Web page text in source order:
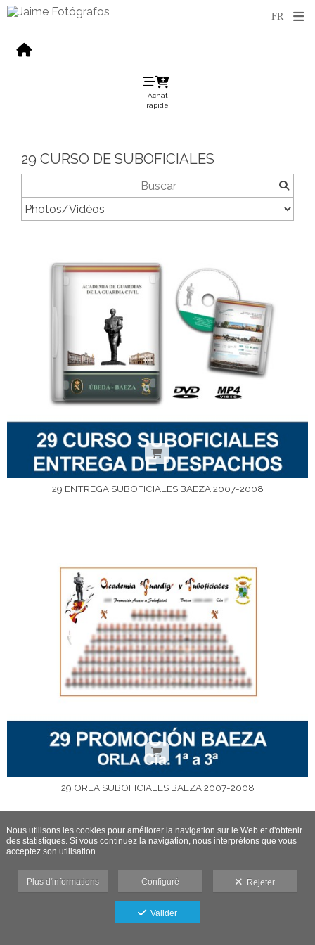
Achat
rapide
29 CURSO DE SUBOFICIALES
29 ENTREGA SUBOFICIALES BAEZA 2007-2008
29 ORLA SUBOFICIALES BAEZA 2007-2008
Nous utilisons les cookies pour améliorer la navigation sur le Web et d'obtenir
des statistiques. Si vous continuez la navigation, nous interprétons que vous
acceptez son utilisation. .
Plus d'informations Configuré Rejeter
Valider